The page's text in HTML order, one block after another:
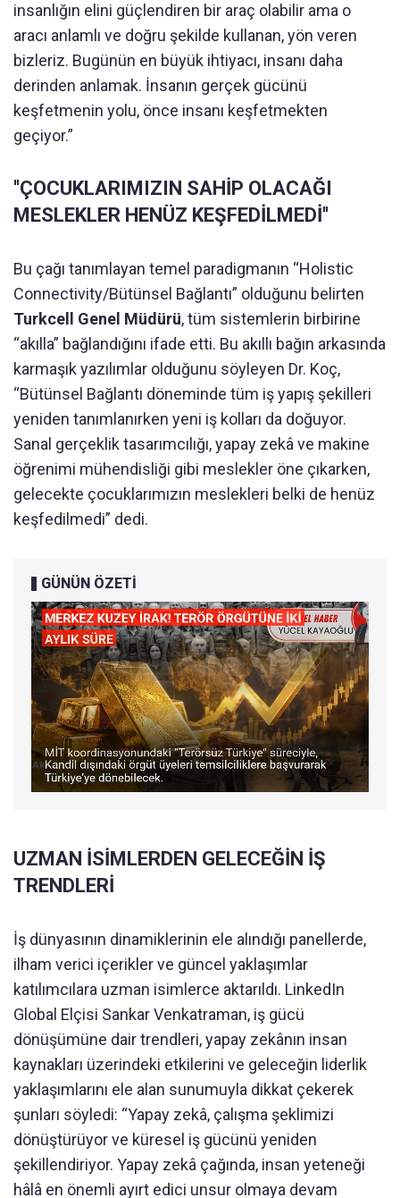
insanlığın elini güçlendiren bir araç olabilir ama o
aracı anlamlı ve doğru şekilde kullanan, yön veren
bizleriz. Bugünün en büyük ihtiyacı, insanı daha
derinden anlamak. İnsanın gerçek gücünü
keşfetmenin yolu, önce insanı keşfetmekten
geçiyor.”
''ÇOCUKLARIMIZIN SAHİP OLACAĞI
MESLEKLER HENÜZ KEŞFEDİLMEDİ''
Bu çağı tanımlayan temel paradigmanın “Holistic
Connectivity/Bütünsel Bağlantı” olduğunu belirten
Turkcell Genel Müdürü, tüm sistemlerin birbirine
“akılla” bağlandığını ifade etti. Bu akıllı bağın arkasında
karmaşık yazılımlar olduğunu söyleyen Dr. Koç,
“Bütünsel Bağlantı döneminde tüm iş yapış şekilleri
yeniden tanımlanırken yeni iş kolları da doğuyor.
Sanal gerçeklik tasarımcılığı, yapay zekâ ve makine
öğrenimi mühendisliği gibi meslekler öne çıkarken,
gelecekte çocuklarımızın meslekleri belki de henüz
keşfedilmedi” dedi.
GÜNÜN ÖZETİ
UZMAN İSİMLERDEN GELECEĞİN İŞ
TRENDLERİ
İş dünyasının dinamiklerinin ele alındığı panellerde,
ilham verici içerikler ve güncel yaklaşımlar
katılımcılara uzman isimlerce aktarıldı. LinkedIn
Global Elçisi Sankar Venkatraman, iş gücü
dönüşümüne dair trendleri, yapay zekânın insan
kaynakları üzerindeki etkilerini ve geleceğin liderlik
yaklaşımlarını ele alan sunumuyla dikkat çekerek
şunları söyledi: “Yapay zekâ, çalışma şeklimizi
dönüştürüyor ve küresel iş gücünü yeniden
şekillendiriyor. Yapay zekâ çağında, insan yeteneği
hâlâ en önemli ayırt edici unsur olmaya devam